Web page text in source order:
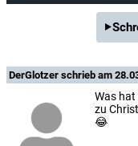
DerGlotzer schrieb am
Was hat
zu
😂